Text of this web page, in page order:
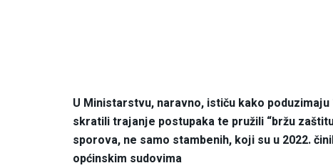
U Ministarstvu, naravno, ističu kako
skratili trajanje postupaka te pružili “bržu
sporova, ne samo stambenih, koji su u 2022.
općinskim sudovima